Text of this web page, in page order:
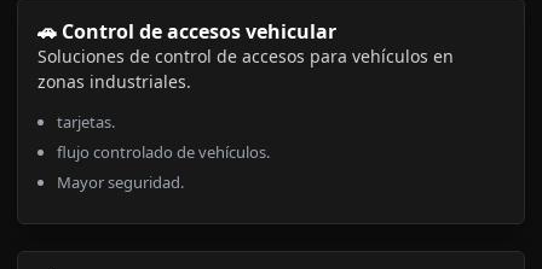
🚗 Control de accesos vehicular
Soluciones de control de accesos para vehículos en
zonas industriales.
tarjetas.
flujo controlado de vehículos.
Mayor seguridad.